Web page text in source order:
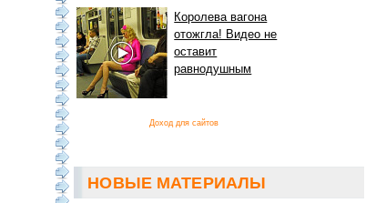
Королева вагона
отожгла! Видео не
оставит
равнодушным
Доход для сайтов
НОВЫЕ МАТЕРИАЛЫ